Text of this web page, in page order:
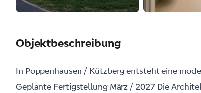
Objektbeschreibung
In Poppenhausen / Kützberg entsteht eine
Geplante Fertigstellung März / 2027 Die